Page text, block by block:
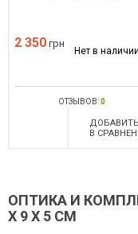
2 350 грн
Нет в наличии
ОТЗЫВОВ:0
ДОБАВИТЬ
В
ОПТИКА И
X 9 X 5 СМ